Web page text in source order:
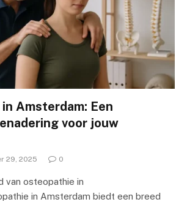
Amsterdam: Een
voor jouw
29, 2025 0
van osteopathie in
in Amsterdam biedt een breed